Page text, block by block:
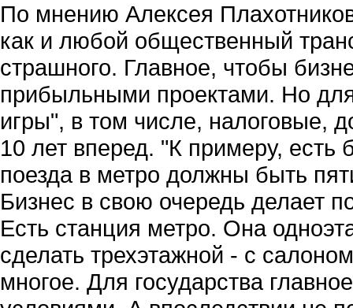
По мнению Алексея
как и любой общественный
страшного. Главное, чтобы
прибыльными проектами. Но
игры", в том числе, налоговые,
10 лет вперед. "К примеру, есть
поезда в метро должны быть
Бизнес в свою очередь делает
Есть станция метро. Она
сделать трехэтажной - с
многое. Для государства